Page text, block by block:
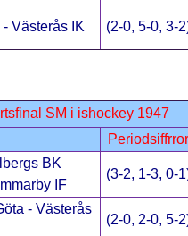
- Västerås IK (2-0, 5-0, 3-
SM i ishockey 1947
Periodsiffrror
BK
IF
(3-2, 1-3, 0-
- Västerås
(2-0, 2-0, 5-